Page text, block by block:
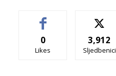
0
Likes
3,912
Sljedbenici